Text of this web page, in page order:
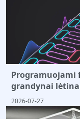
Programuojami
grandynai
2026-07-27